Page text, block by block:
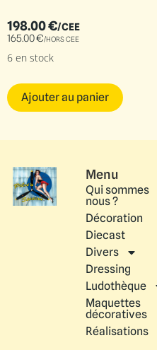
198.00€/CEE
165.00€/HORS CEE
6 en stock
Ajouter au panier
Menu
Qui sommes
nous ?
Décoration
Diecast
Divers
Dressing
Ludothèque
Maquettes
décoratives
Réalisations